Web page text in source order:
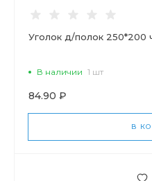
Уголок д/полок 250*200
В наличии 1 шт
84.90 ₽
В